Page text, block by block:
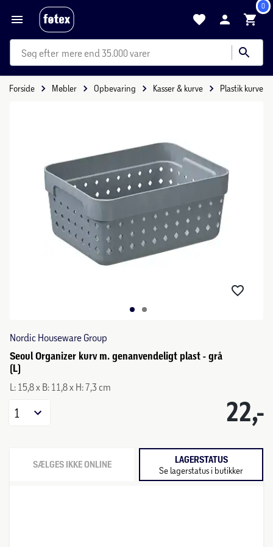
0
mere end 35.000 varer
Forside Møbler Opbevaring Kasser & kurve Plastik kurve
Nordic Houseware Group
Seoul Organizer kurv m. genanvendeligt plast - grå
(L)
L: 15,8 x B: 11,8 x H: 7,3 cm
22,-
1
SÆLGES IKKE ONLINE LAGERSTATUS
Se lagerstatus i butikker